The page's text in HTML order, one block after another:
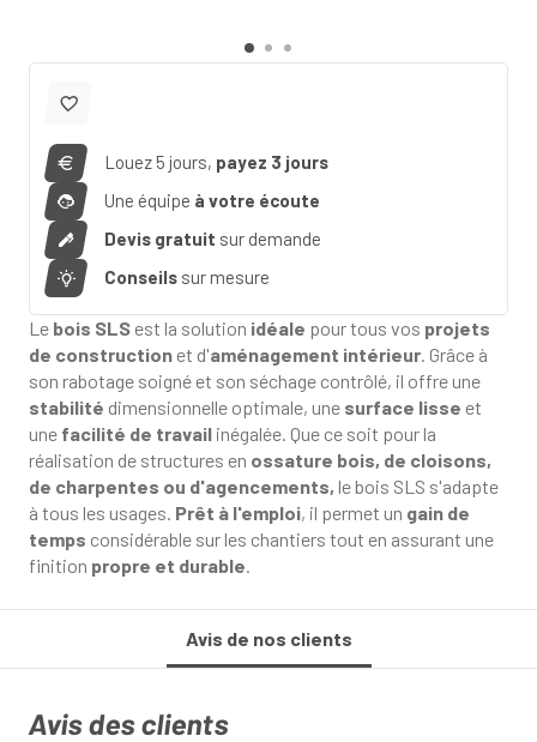
Louez 5 jours, payez 3 jours
Une équipe à votre écoute
Devis gratuit sur demande
Conseils sur mesure
Le bois SLS est la solution idéale pour tous vos projets
de construction et d'aménagement intérieur. Grâce à
son rabotage soigné et son séchage contrôlé, il offre une
stabilité dimensionnelle optimale, une surface lisse et
une facilité de travail inégalée. Que ce soit pour la
réalisation de structures en ossature bois, de cloisons,
de charpentes ou d'agencements, le bois SLS s'adapte
à tous les usages. Prêt à l'emploi, il permet un gain de
temps considérable sur les chantiers tout en assurant une
finition propre et durable.
Avis de nos clients
Avis des clients